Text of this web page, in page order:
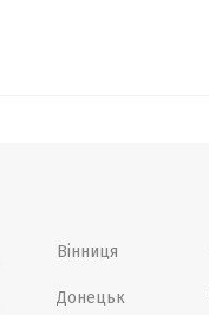
Вінниця
Донецьк